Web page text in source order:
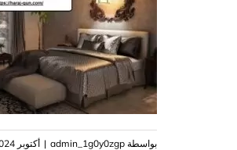
بواسطة admin_1g0y0zgp
| أكتوبر 25th, 2024